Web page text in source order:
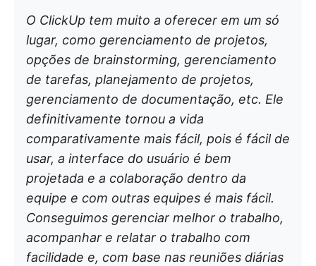
O ClickUp tem muito a oferecer em um só
lugar, como gerenciamento de projetos,
opções de brainstorming, gerenciamento
de tarefas, planejamento de projetos,
gerenciamento de documentação, etc. Ele
definitivamente tornou a vida
comparativamente mais fácil, pois é fácil de
usar, a interface do usuário é bem
projetada e a colaboração dentro da
equipe e com outras equipes é mais fácil.
Conseguimos gerenciar melhor o trabalho,
acompanhar e relatar o trabalho com
facilidade e, com base nas reuniões diárias